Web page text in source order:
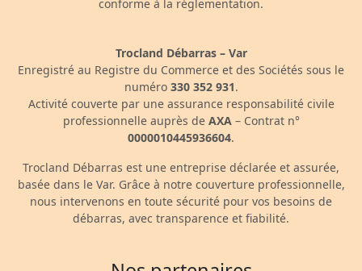
conforme à la réglementation.
Trocland Débarras – Var
Enregistré au Registre du Commerce et des Sociétés sous le
numéro 330 352 931.
Activité couverte par une assurance responsabilité civile
professionnelle auprès de AXA– Contrat n°
0000010445936604.
Trocland Débarras est une entreprise déclarée et assurée,
basée dans le Var. Grâce à notre couverture professionnelle,
nous intervenons en toute sécurité pour vos besoins de
débarras, avec transparence et fiabilité.